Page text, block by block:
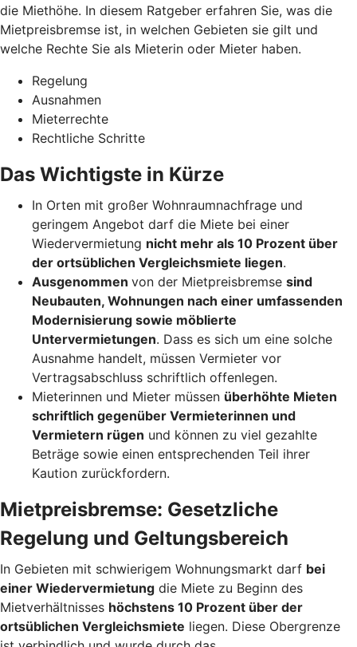
die Miethöhe. In diesem Ratgeber erfahren Sie, was die
Mietpreisbremse ist, in welchen Gebieten sie gilt und
welche Rechte Sie als Mieterin oder Mieter haben.
Regelung
Ausnahmen
Mieterrechte
Rechtliche Schritte
Das Wichtigste in Kürze
In Orten mit großer Wohnraumnachfrage und
geringem Angebot darf die Miete bei einer
Wiedervermietung nicht mehr als 10 Prozent über
der ortsüblichen Vergleichsmiete liegen.
Ausgenommen von der Mietpreisbremse sind
Neubauten, Wohnungen nach einer umfassenden
Modernisierung sowie möblierte
Untervermietungen. Dass es sich um eine solche
Ausnahme handelt, müssen Vermieter vor
Vertragsabschluss schriftlich offenlegen.
Mieterinnen und Mieter müssen überhöhte Mieten
schriftlich gegenüber Vermieterinnen und
Vermietern rügen und können zu viel gezahlte
Beträge sowie einen entsprechenden Teil ihrer
Kaution zurückfordern.
Mietpreisbremse: Gesetzliche
Regelung und Geltungsbereich
In Gebieten mit schwierigem Wohnungsmarkt darf bei
einer Wiedervermietung die Miete zu Beginn des
Mietverhältnisses höchstens 10 Prozent über der
ortsüblichen Vergleichsmiete liegen. Diese Obergrenze